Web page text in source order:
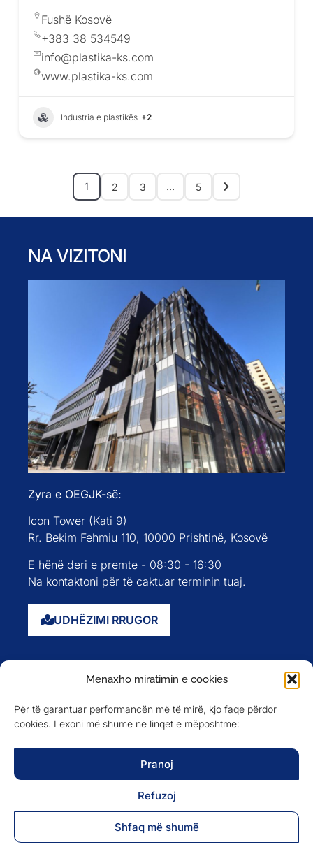
Menaxho miratimin e cookies
Për të garantuar performancën më të mirë, kjo faqe përdor
cookies. Lexoni më shumë në linqet e mëposhtme:
Pranoj
Refuzoj
Shfaq më shumë
Fushë Kosovë
+383 38 534549
info@plastika-ks.com
www.plastika-ks.com
Industria e plastikës +2
1 2 3 … 5
NA VIZITONI
Zyra e OEGJK-së:
Icon Tower (Kati 9)
Rr. Bekim Fehmiu 110, 10000 Prishtinë, Kosovë
E hënë deri e premte - 08:30 - 16:30
Na kontaktoni për të caktuar terminin tuaj.
UDHËZIMI RRUGOR
Evente
Anëtarët
Newsletter